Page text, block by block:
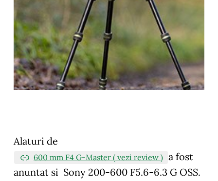
Alaturi de
600 mm F4 G-Master ( vezi review ) a fost
anuntat si Sony 200-600 F5.6-6.3 G OSS.